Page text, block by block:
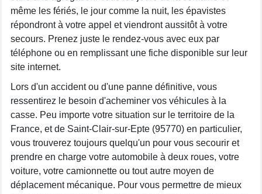
même les fériés, le jour comme la nuit, les épavistes
répondront à votre appel et viendront aussitôt à votre
secours. Prenez juste le rendez-vous avec eux par
téléphone ou en remplissant une fiche disponible sur leur
site internet.
Lors d'un accident ou d'une panne définitive, vous
ressentirez le besoin d'acheminer vos véhicules à la
casse. Peu importe votre situation sur le territoire de la
France, et de Saint-Clair-sur-Epte (95770) en particulier,
vous trouverez toujours quelqu'un pour vous secourir et
prendre en charge votre automobile à deux roues, votre
voiture, votre camionnette ou tout autre moyen de
déplacement mécanique. Pour vous permettre de mieux